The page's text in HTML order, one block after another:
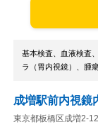
基本検査、血液検査
ラ（胃内視鏡）、腫
成増駅前内視鏡
東京都板橋区成増2-